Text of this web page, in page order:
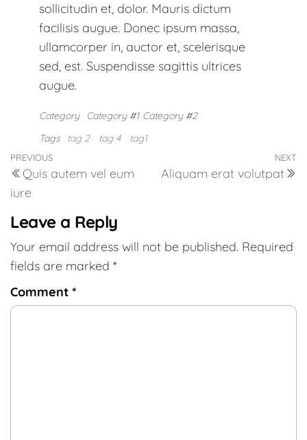
sollicitudin et, dolor. Mauris dictum
facilisis augue. Donec ipsum massa,
ullamcorper in, auctor et, scelerisque
sed, est. Suspendisse sagittis ultrices
augue.
Category Category #1 Category #2
Tags
tag 2 tag 4 tag1
PREVIOUS
Quis autem vel eum
iure
NEXT
Aliquam erat volutpat
Leave a Reply
Your email address will not be published. Required
fields are marked *
Comment *